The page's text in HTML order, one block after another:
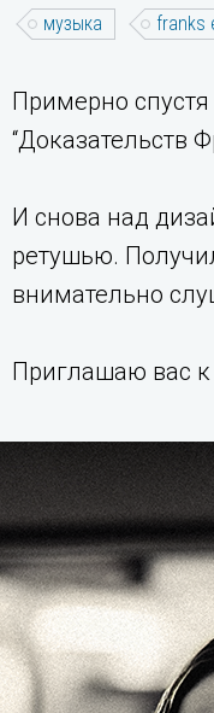
музыка franks
Примерно
“Доказательств
И снова над
ретушью.
внимательно
Приглашаю вас к